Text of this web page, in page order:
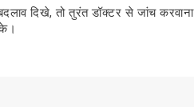
दिखे, तो तुरंत डॉक्टर से जांच करवाना